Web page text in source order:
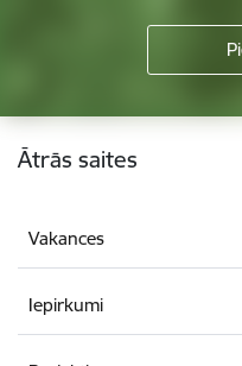
Kājene
Ātrās saites
Vakances
Iepirkumi